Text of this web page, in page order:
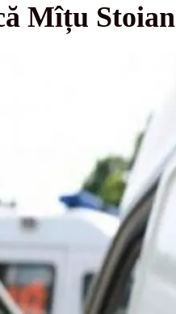
Mîțu Stoian